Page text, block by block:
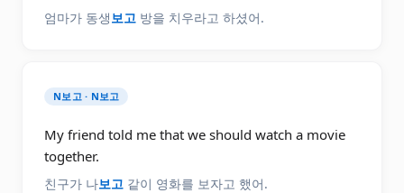
엄마가 동생보고 방을 치우라고 하셨어.
N보고 · N보고
My friend told me that we should watch a movie
together.
친구가 나보고 같이 영화를 보자고 했어.